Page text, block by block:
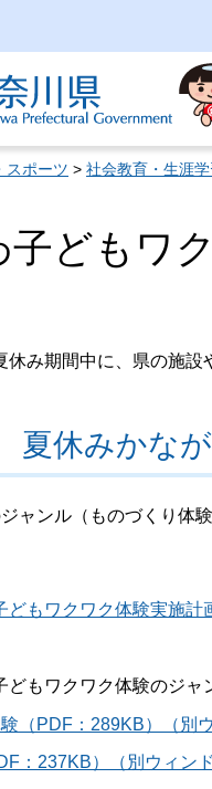
スポーツ > 社会教育・生涯
子どもワ
み期間中に、県の施設
休みかな
ャンル（ものづくり体
どもワクワク体験実施計
もワクワク体験のジャ
（PDF：289KB）（別
：237KB）（別ウィン